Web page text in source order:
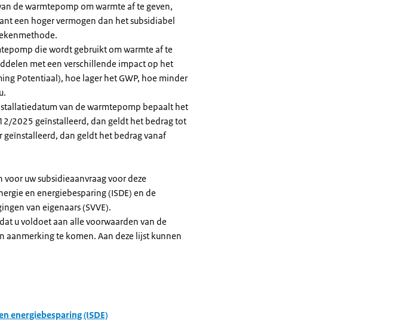
de warmtepomp om warmte af te geven,
een hoger vermogen dan het subsidiabel
die wordt gebruikt om warmte af te
met een verschillende impact op het
Potentiaal), hoe lager het GWP, hoe minder
van de warmtepomp bepaalt het
2025 geïnstalleerd, dan geldt het bedrag tot
dan geldt het bedrag vanaf
uw subsidieaanvraag voor deze
en energiebesparing (ISDE) en de
van eigenaars (SVVE).
u voldoet aan alle voorwaarden van de
aanmerking te komen. Aan deze lijst kunnen
energiebesparing (ISDE)